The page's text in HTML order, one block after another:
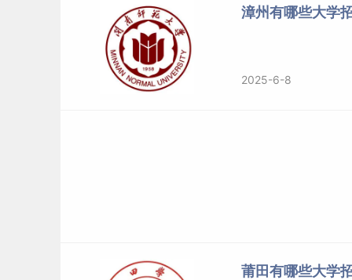
漳州有哪些大学
2025-6-8
莆田有哪些大学